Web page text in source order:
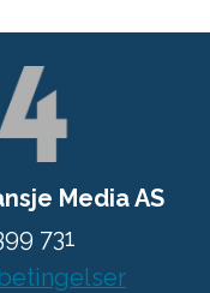
Media AS
731